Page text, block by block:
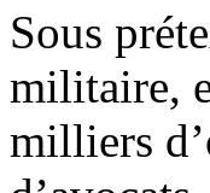
Sous
militaire,
milliers